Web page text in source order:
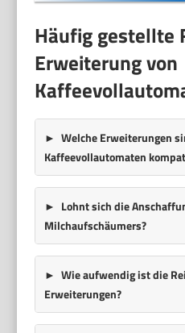
Häufig gestellte
Erweiterung von
Welche Erweiterungen
Kaffeevollautomaten
Lohnt sich die
Milchaufschäumers?
Wie aufwendig ist die
Erweiterungen?